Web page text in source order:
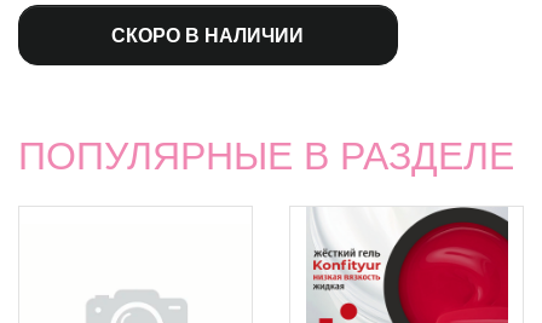
СКОРО В НАЛИЧИИ
ПОПУЛЯРНЫЕ В РАЗДЕЛЕ